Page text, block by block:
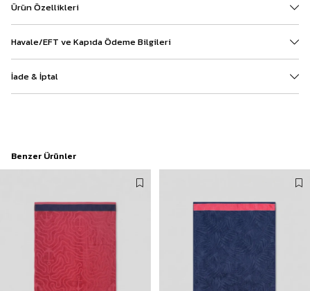
Ürün Özellikleri
Havale/EFT ve Kapıda Ödeme Bilgileri
İade & İptal
Benzer Ürünler